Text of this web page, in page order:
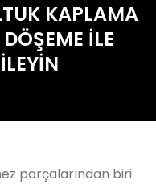
KAPLAMA
ILE
parçalarından biri